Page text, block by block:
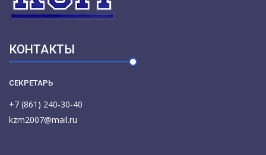
КОНТАКТЫ
СЕКРЕТАРЬ
+7 (861) 240-30-40
kzm2007@mail.ru